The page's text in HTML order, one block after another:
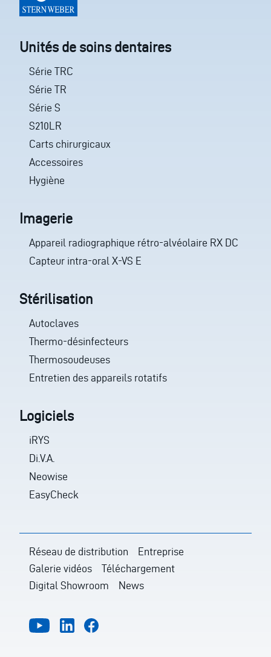
Unités de soins dentaires
Série TRC
Série TR
Série S
S210LR
Carts chirurgicaux
Accessoires
Hygiène
Imagerie
Appareil radiographique rétro-alvéolaire RX DC
Capteur intra-oral X-VS E
Stérilisation
Autoclaves
Thermo-désinfecteurs
Thermosoudeuses
Entretien des appareils rotatifs
Logiciels
iRYS
Di.V.A.
Neowise
EasyCheck
Réseau de distribution
Entreprise
Galerie vidéos
Téléchargement
Digital Showroom
News